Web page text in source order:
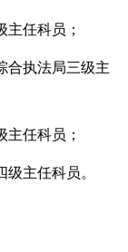
任科员；
合执法局三级主
任科员；
主任科员。